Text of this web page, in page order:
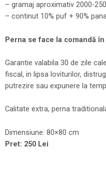
– gramaj aproximativ 2000-
– continut 10% puf + 90%
Perna se face la comandă
Garantie valabila 30 de zile
fiscal, in lipsa loviturilor,
putrezire sau expunere la
Calitate extra, perna
Dimensiune: 80×80 cm
Pret: 250 Lei